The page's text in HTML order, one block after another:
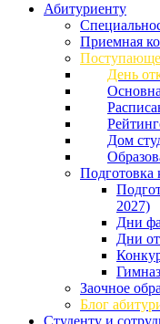
Абитуриенту
Приемная
День
Дом
Подготовка
2027)
Дни
Дни
Заочное
Блог
Студенту и